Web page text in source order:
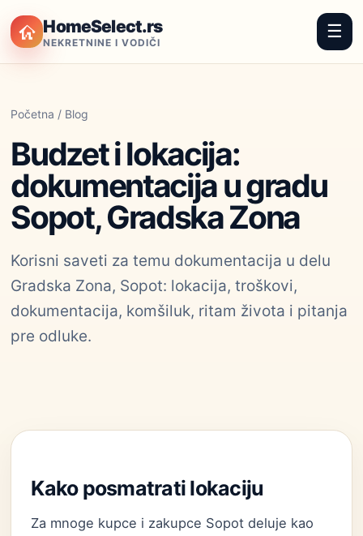
HomeSelect.rs
NEKRETNINE I VODIČI
☰
Početna / Blog
Budzet i lokacija:
dokumentacija u gradu
Sopot, Gradska Zona
Korisni saveti za temu dokumentacija u delu
Gradska Zona, Sopot: lokacija, troškovi,
dokumentacija, komšiluk, ritam života i pitanja
pre odluke.
Kako posmatrati lokaciju
Za mnoge kupce i zakupce Sopot deluje kao